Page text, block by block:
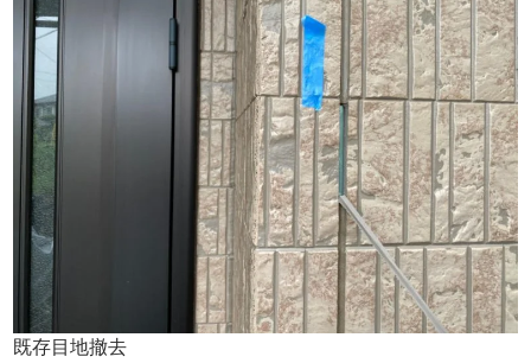
既存目地撤去